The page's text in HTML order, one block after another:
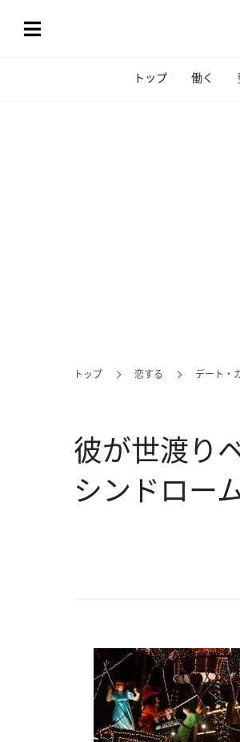
トップ 働く
トップ 恋する デート・
彼が世渡り
シンドロー